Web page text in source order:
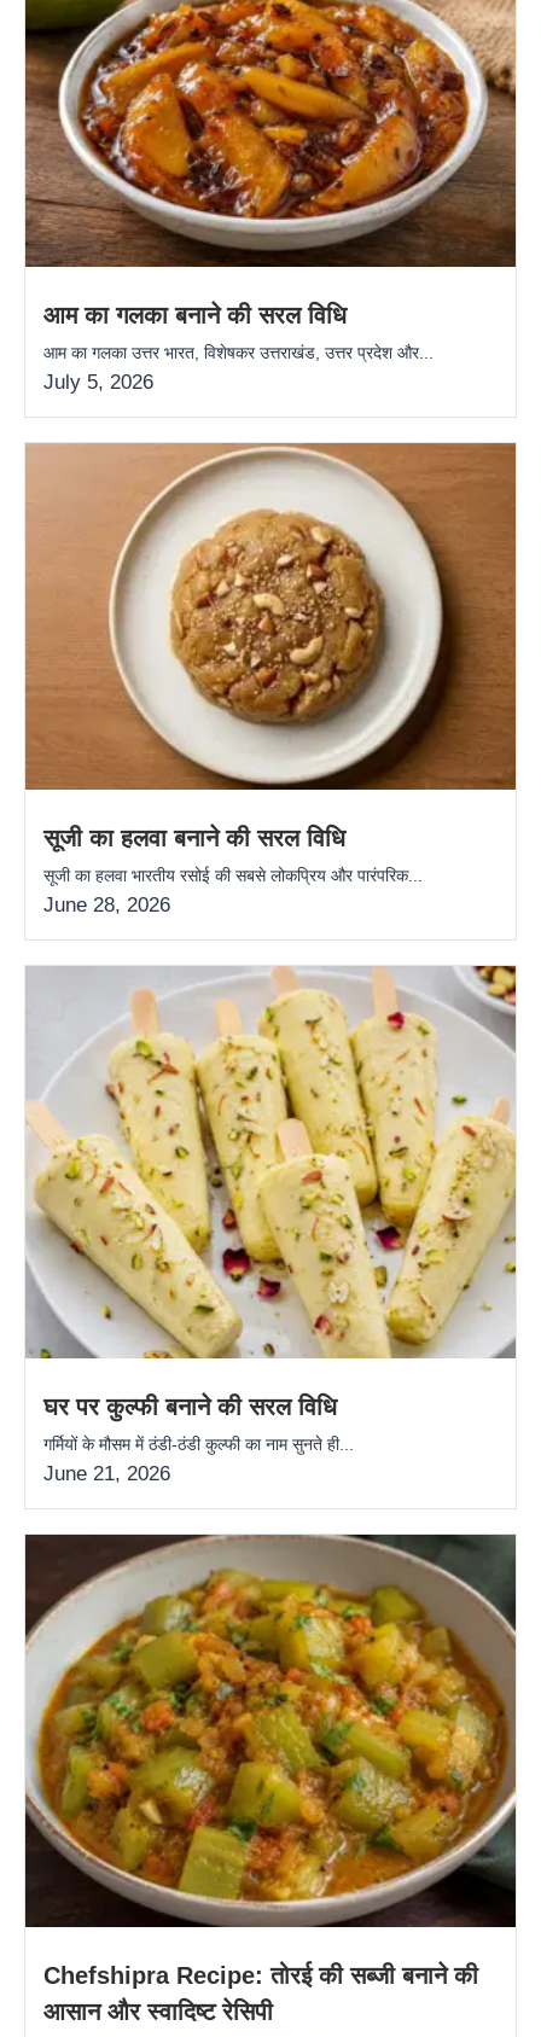
आम का गलका बनाने की सरल विधि
आम का गलका उत्तर भारत, विशेषकर उत्तराखंड, उत्तर प्रदेश और...
July 5, 2026
सूजी का हलवा बनाने की सरल विधि
सूजी का हलवा भारतीय रसोई की सबसे लोकप्रिय और पारंपरिक...
June 28, 2026
घर पर कुल्फी बनाने की सरल विधि
गर्मियों के मौसम में ठंडी-ठंडी कुल्फी का नाम सुनते ही...
June 21, 2026
Chefshipra Recipe: तोरई की सब्जी बनाने की
आसान और स्वादिष्ट रेसिपी